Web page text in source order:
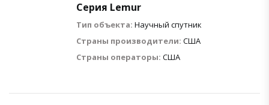
Серия Lemur
Тип объекта: Научный спутник
Страны производители: США
Страны операторы: США